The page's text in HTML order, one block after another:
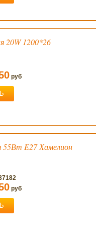
20W 1200*26
руб
55Вт E27 Хамелион
руб